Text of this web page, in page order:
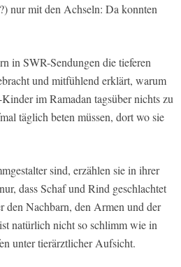
nur mit den Achseln: Da konnten
in SWR-Sendungen die tieferen
und mitfühlend erklärt, warum
im Ramadan tagsüber nichts zu
täglich beten müssen, dort wo sie
sind, erzählen sie in ihrer
dass Schaf und Rind geschlachtet
den Nachbarn, den Armen und der
natürlich nicht so schlimm wie in
unter tierärztlicher Aufsicht.